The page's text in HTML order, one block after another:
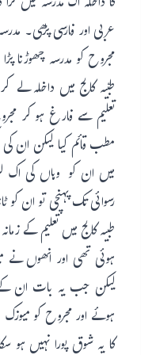
عربی اور فارسی پڑھی۔
طبّیہ کالج میں داخلہ
تعلیم سے فارغ ہو کر
مطب قائم کیا لیکن ان
میں ان کو وہاں کی
رسوائی تک پہنچی تو ان کو
طبیہ کالج میں تعلیم کے
ہوئی تھی اور انھوں نے
لیکن جب یہ بات ان کے
ہوئے اور مجروح کو